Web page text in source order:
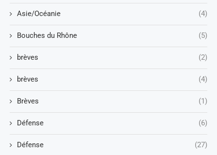
Asie/Océanie (4)
Bouches du Rhône (5)
brèves (2)
brèves (4)
Brèves (1)
Défense (6)
Défense (27)